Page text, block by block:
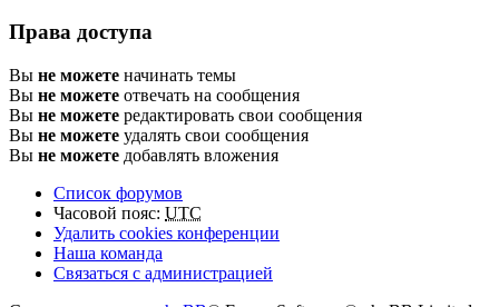
Права доступа
Вы не можете начинать темы
Вы не можете отвечать на сообщения
Вы не можете редактировать свои сообщения
Вы не можете удалять свои сообщения
Вы не можете добавлять вложения
Список форумов
Часовой пояс: UTC
Удалить cookies конференции
Наша команда
Связаться с администрацией